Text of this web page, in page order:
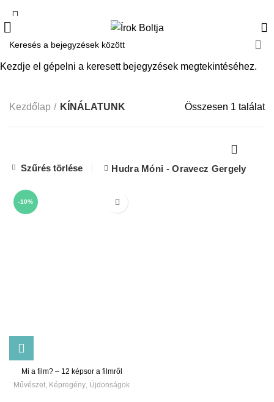
KÍNÁLATUNK
Kezdőlap KÍNÁLATUNK Összesen 1 találat
Szűrés törlése Hudra Móni - Oravecz Gergely
-10%
Mi a film? – 12 képsor a filmről
Művészet Képregény Újdonságok
Kezdje el gépelni a keresett bejegyzések megtekintéséhez.